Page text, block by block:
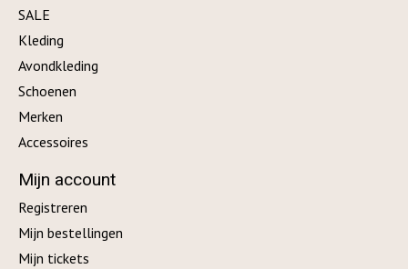
SALE
Kleding
Avondkleding
Schoenen
Merken
Accessoires
Mijn account
Registreren
Mijn bestellingen
Mijn tickets